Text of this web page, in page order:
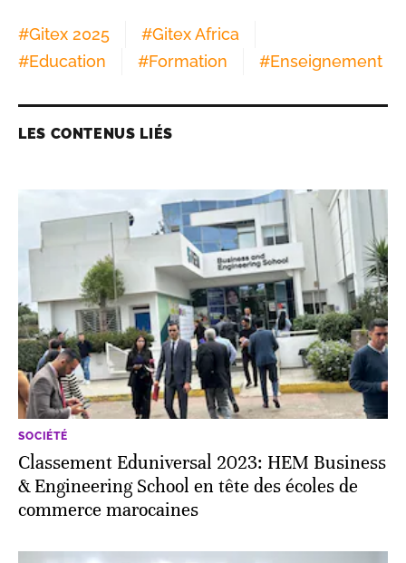
#Gitex 2025 #Gitex Africa
#Education #Formation #Enseignement
LES CONTENUS LIÉS
SOCIÉTÉ
Classement Eduniversal 2023: HEM Business
& Engineering School en tête des écoles de
commerce marocaines